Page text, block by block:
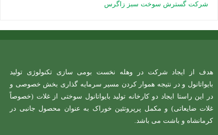
شرکت گسترش سوخت سبز زاگرس
هدف از ایجاد شرکت در وهله نخست بومی سازی تکنولوژی تولید
بایواتانول و در نتیجه هموار کردن مسیر سرمایه گذاری بخش خصوصی و
در این راستا ایجاد دو کارخانه تولید بایواتانول سوختی از غلات (خصوصاً
غلات ضایعاتی) و مکمل پرپروتئین خوراک به عنوان محصول جانبی در
کرمانشاه و باشت می باشد.